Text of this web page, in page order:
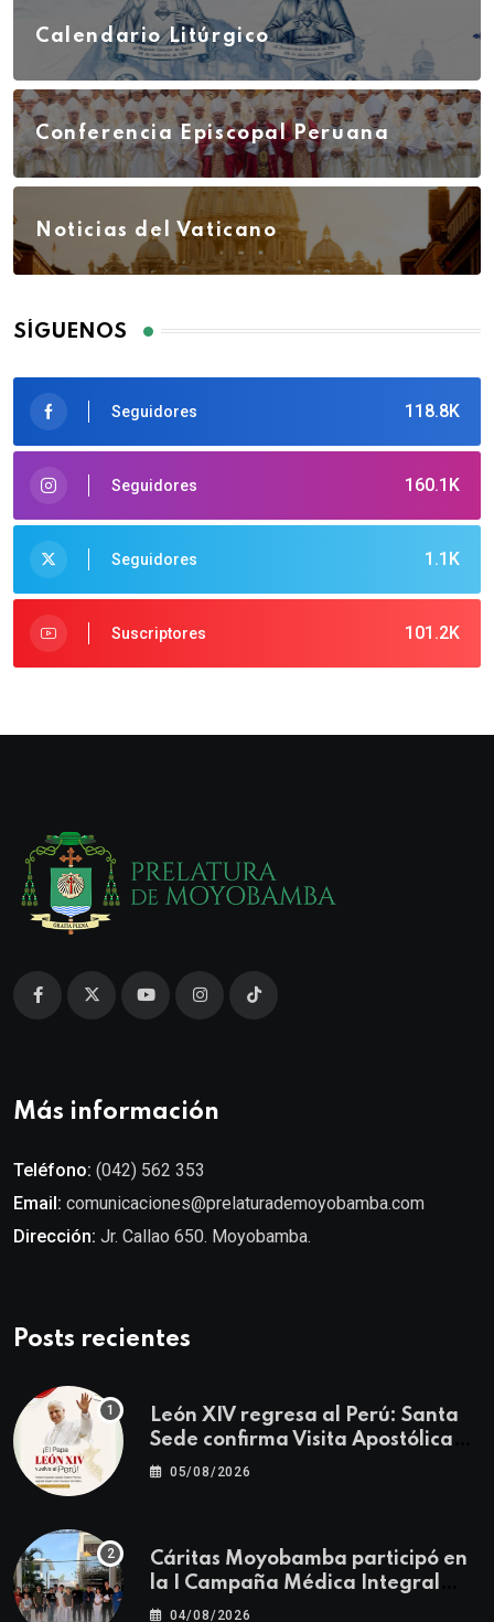
Calendario Litúrgico
Conferencia Episcopal Peruana
Noticias del Vaticano
SÍGUENOS
118.8K
Seguidores
160.1K
Seguidores
1.1K
Seguidores
101.2K
Suscriptores
Más información
Teléfono: (042) 562 353
Email: comunicaciones@prelaturademoyobamba.com
Dirección: Jr. Callao 650. Moyobamba.
Posts recientes
León XIV regresa al Perú: Santa
Sede confirma Visita Apostólica
del 11 al 17 de noviembre
05/08/2026
Cáritas Moyobamba participó en
la I Campaña Médica Integral
Gratuita llevando salud y
04/08/2026